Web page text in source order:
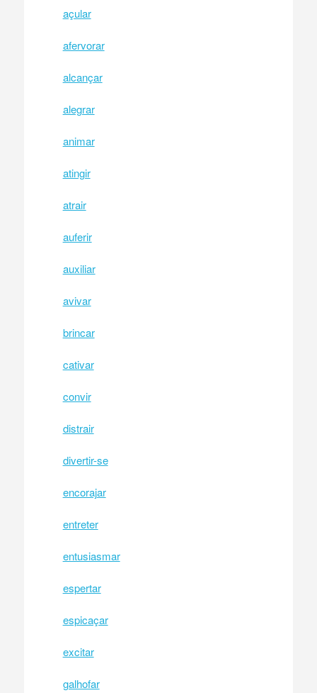
açular
afervorar
alcançar
alegrar
animar
atingir
atrair
auferir
auxiliar
avivar
brincar
cativar
convir
distrair
divertir-se
encorajar
entreter
entusiasmar
espertar
espicaçar
excitar
galhofar